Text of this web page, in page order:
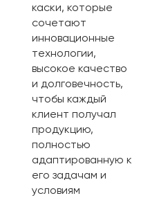
каски, которые
сочетают
инновационные
технологии,
высокое качество
и долговечность,
чтобы каждый
клиент получал
продукцию,
полностью
адаптированную к
его задачам и
условиям